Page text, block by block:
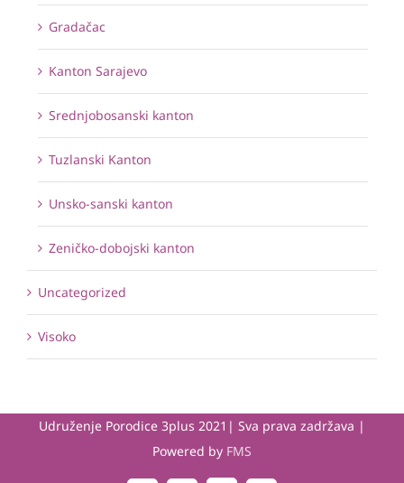
Gradačac
Kanton Sarajevo
Srednjobosanski kanton
Tuzlanski Kanton
Unsko-sanski kanton
Zeničko-dobojski kanton
Uncategorized
Visoko
Udruženje Porodice 3plus 2021| Sva prava zadržava |
Powered by FMS